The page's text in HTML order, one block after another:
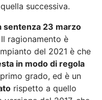
successiva.
sentenza 23 marzo
ragionamento è
del 2021 è che
in modo di regola
grado, ed è un
rispetto a quello